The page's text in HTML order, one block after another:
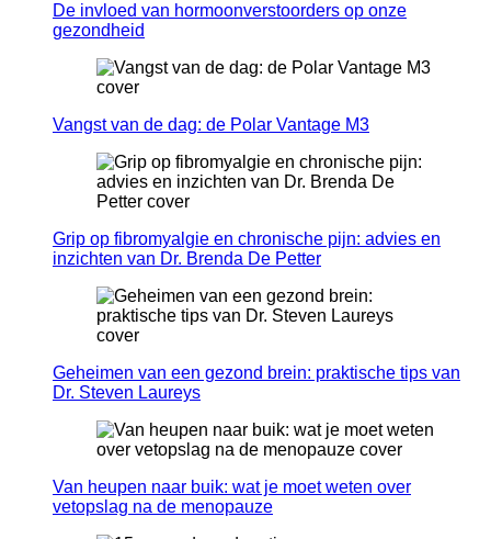
De invloed van hormoonverstoorders op onze
gezondheid
Vangst van de dag: de Polar Vantage M3
Grip op fibromyalgie en chronische pijn: advies en
inzichten van Dr. Brenda De Petter
Geheimen van een gezond brein: praktische tips van
Dr. Steven Laureys
Van heupen naar buik: wat je moet weten over
vetopslag na de menopauze